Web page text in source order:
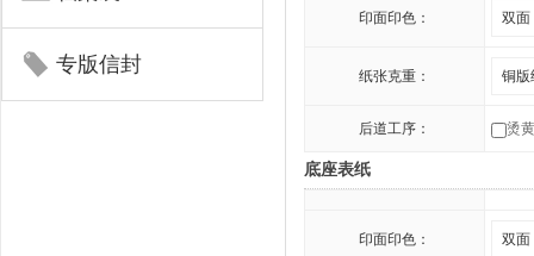
专版信封
印面印色：
纸张克重：
后道工序： 烫
底座表纸
印面印色：